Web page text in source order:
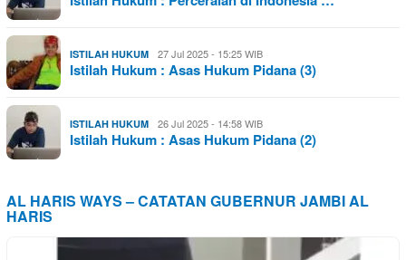
ISTILAH HUKUM 27 Jul 2025 - 15:25 WIB
Istilah Hukum : Asas Hukum Pidana (3)
ISTILAH HUKUM 26 Jul 2025 - 14:58 WIB
Istilah Hukum : Asas Hukum Pidana (2)
AL HARIS WAYS – CATATAN GUBERNUR JAMBI AL
HARIS